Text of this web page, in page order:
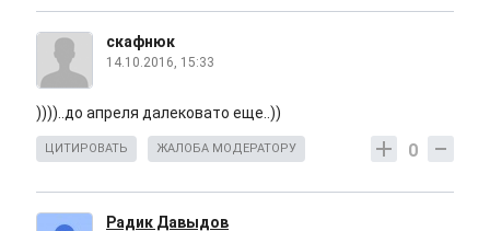
скафнюк
14.10.2016, 15:33
))))..до апреля далековато еще..))
0
ЦИТИРОВАТЬ ЖАЛОБА МОДЕРАТОРУ
Радик Давыдов